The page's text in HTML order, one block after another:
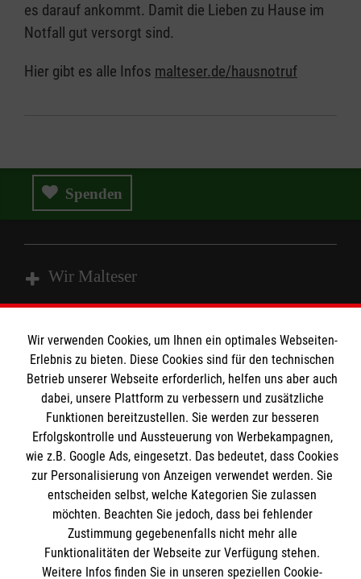
es darauf ankommt. Damit die Lieben zu Hause im
Notfall gut versorgt sind.
Hier gibt es alle Infos malteser.de/hausnotruf
Spenden
Wir Malteser
Spenden und Helfen
Angebote und Leistungen
Unsere Kurse
Mitarbeiten
Wir Malteser
Informationen
Kontakt
Pressestelle
Datenschutz
Malteser online
Malteserorden
Malteser Jugend
Malteser International
Spendenkonto
Wir verwenden Cookies, um Ihnen ein optimales Webseiten-
Erlebnis zu bieten. Diese Cookies sind für den technischen
Betrieb unserer Webseite erforderlich, helfen uns aber auch
dabei, unsere Plattform zu verbessern und zusätzliche
Funktionen bereitzustellen. Sie werden zur besseren
Erfolgskontrolle und Aussteuerung von Werbekampagnen,
wie z.B. Google Ads, eingesetzt. Das bedeutet, dass Cookies
zur Personalisierung von Anzeigen verwendet werden. Sie
entscheiden selbst, welche Kategorien Sie zulassen
möchten. Beachten Sie jedoch, dass bei fehlender
Zustimmung gegebenenfalls nicht mehr alle
Funktionalitäten der Webseite zur Verfügung stehen.
Weitere Infos finden Sie in unseren speziellen Cookie-